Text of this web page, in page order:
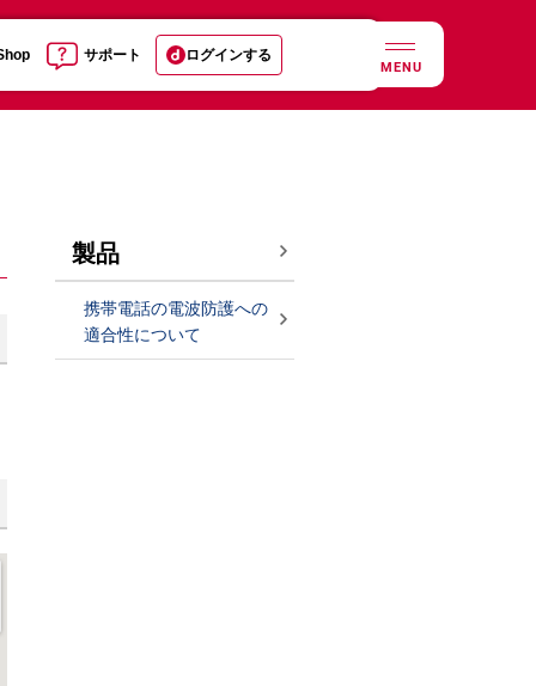
サポート ログインする
MENU
製品
携帯電話の電波防護への
適合性について